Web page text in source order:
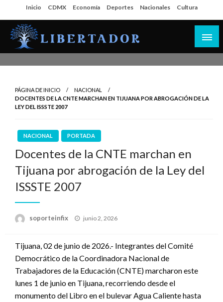
al
contenido
Inicio CDMX Economía Deportes Nacionales Cultura
PÁGINA DE INICIO
NACIONAL
DOCENTES DE LA CNTE MARCHAN EN TIJUANA POR ABROGACIÓN DE LA
LEY DEL ISSSTE 2007
NACIONAL PORTADA
Docentes de la CNTE marchan en
Tijuana por abrogación de la Ley del
ISSSTE 2007
soporteinfix
Publicado
junio 2, 2026
Tijuana, 02 de junio de 2026.- Integrantes del Comité
Democrático de la Coordinadora Nacional de
Trabajadores de la Educación (CNTE) marcharon este
lunes 1 de junio en Tijuana, recorriendo desde el
monumento del Libro en el bulevar Agua Caliente hasta